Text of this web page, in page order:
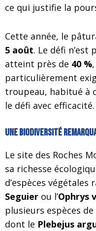
ce qui justifie la
Cette année, le
5 août. Le défi n’est
atteint près de 40 %
particulièrement
troupeau, habitué à
le défi avec efficacité.
Une biodiversité
Le site des Roches
sa richesse
d’espèces végétales
Seguier ou l’Ophrys
plusieurs espèces
dont le Plebejus